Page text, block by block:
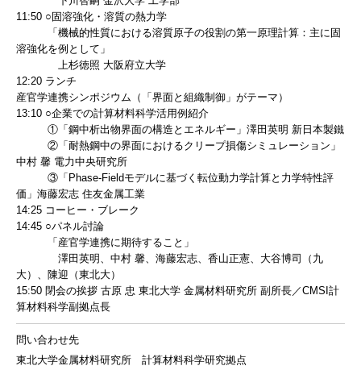
11:50 ○固溶強化・溶質の熱力学
「機械的性質における溶質原子の役割の第一原理計算：主に固
溶強化を例として」
上杉徳照 大阪府立大学
12:20 ランチ
産官学連携シンポジウム（「界面と組織制御」がテーマ）
13:10 ○企業での計算材料科学活用例紹介
①「鋼中析出物界面の構造とエネルギー」澤田英明 新日本製鐵
②「耐熱鋼中の界面におけるクリープ損傷シミュレーション」
中村 馨 電力中央研究所
③「Phase-Fieldモデルに基づく転位動力学計算と力学特性評
価」海藤宏志 住友金属工業
14:25 コーヒー・ブレーク
14:45 ○パネル討論
「産官学連携に期待すること」
澤田英明、中村 馨、海藤宏志、香山正憲、大谷博司（九
大）、陳迎（東北大）
15:50 閉会の挨拶 古原 忠 東北大学 金属材料研究所 副所長／CMSI計
算材料科学副拠点長
問い合わせ先
東北大学金属材料研究所 計算材料科学研究拠点